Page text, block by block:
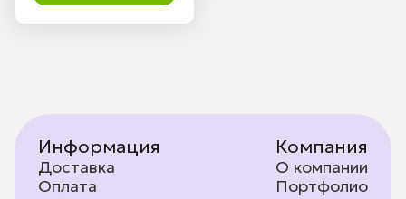
Информация
Доставка
Оплата
Компания
О компании
Портфолио